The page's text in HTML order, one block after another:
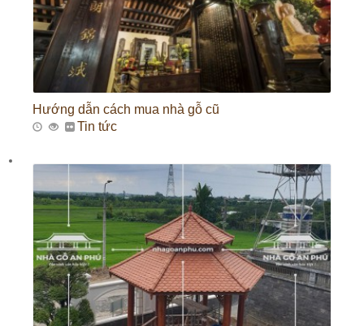
Hướng dẫn cách mua nhà gỗ cũ
Tin tức